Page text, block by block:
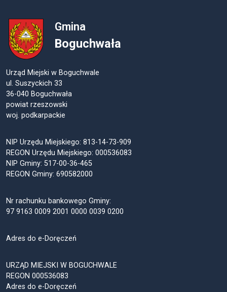
Gmina
Boguchwała
Urząd Miejski w Boguchwale
ul. Suszyckich 33
36-040 Boguchwała
powiat rzeszowski
woj. podkarpackie
NIP Urzędu Miejskiego: 813-14-73-909
REGON Urzędu Miejskiego: 000536083
NIP Gminy: 517-00-36-465
REGON Gminy: 690582000
Nr rachunku bankowego Gminy:
97 9163 0009 2001 0000 0039 0200
Adres do e-Doręczeń
URZĄD MIEJSKI W BOGUCHWALE
REGON 000536083
Adres do e-Doręczeń